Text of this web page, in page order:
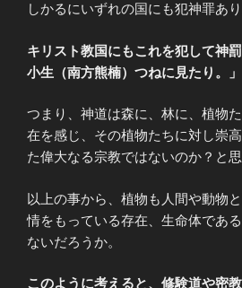
しかるにいずれの国にも犯神罪あり
キリスト教国にもこれを犯して神
小生（南方熊楠）つねに見たり。」
つまり、神道は森に、林に、植物
在を感じ、その植物たちに対し崇
た偉大なる宗教ではないのか？と思
以上の事から、植物も人間や動物
情をもっている存在、生命体であ
ないだろうか。
このように考えると、修験道や密